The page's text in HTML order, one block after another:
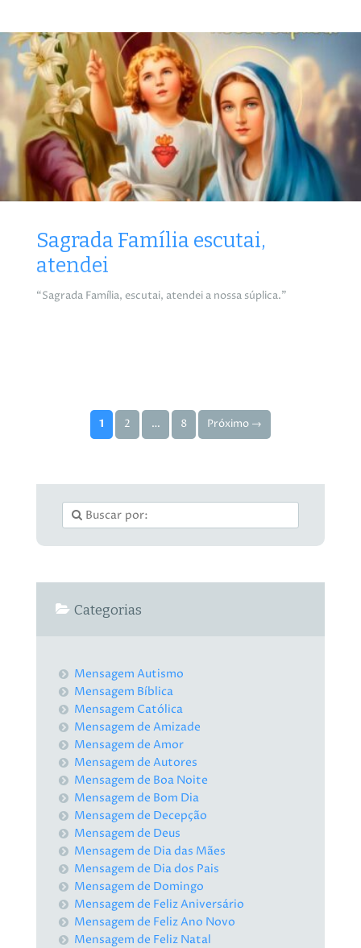
Sagrada Família escutai,
atendei
“Sagrada Família, escutai, atendei a nossa súplica.”
Paginação de posts
1 2 … 8 Próximo →
Categorias
Mensagem Autismo
Mensagem Bíblica
Mensagem Católica
Mensagem de Amizade
Mensagem de Amor
Mensagem de Autores
Mensagem de Boa Noite
Mensagem de Bom Dia
Mensagem de Decepção
Mensagem de Deus
Mensagem de Dia das Mães
Mensagem de Dia dos Pais
Mensagem de Domingo
Mensagem de Feliz Aniversário
Mensagem de Feliz Ano Novo
Mensagem de Feliz Natal